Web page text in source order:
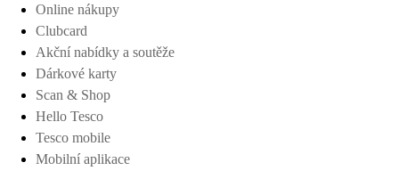
Online nákupy
Clubcard
Akční nabídky a soutěže
Dárkové karty
Scan & Shop
Hello Tesco
Tesco mobile
Mobilní aplikace